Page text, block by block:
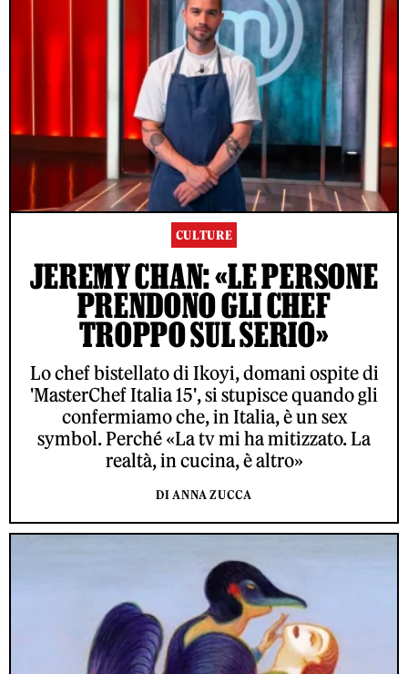
CULTURE
JEREMY CHAN: «LE PERSONE
PRENDONO GLI CHEF
TROPPO SUL SERIO»
Lo chef bistellato di Ikoyi, domani ospite di
'MasterChef Italia 15', si stupisce quando gli
confermiamo che, in Italia, è un sex
symbol. Perché «La tv mi ha mitizzato. La
realtà, in cucina, è altro»
DI ANNA ZUCCA